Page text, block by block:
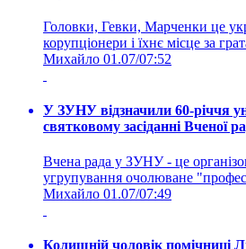
Головки, Гевки, Марченки це
корупціонери і їхнє місце за
Михайло 01.07/07:52
У ЗУНУ відзначили 60-річчя
святковому засіданні Вченої
Вчена рада у ЗУНУ - це
угрупування очолюване
Михайло 01.07/07:49
Колишній чоловік помічниці